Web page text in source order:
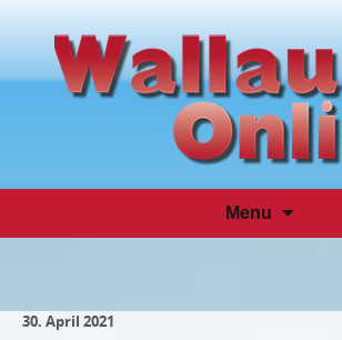
Menu
30. April 2021